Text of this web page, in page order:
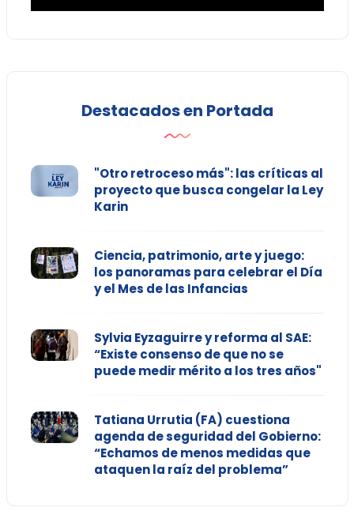
Destacados en Portada
"Otro retroceso más": las críticas al
proyecto que busca congelar la Ley
Karin
Ciencia, patrimonio, arte y juego:
los panoramas para celebrar el Día
y el Mes de las Infancias
Sylvia Eyzaguirre y reforma al SAE:
“Existe consenso de que no se
puede medir mérito a los tres años"
Tatiana Urrutia (FA) cuestiona
agenda de seguridad del Gobierno:
“Echamos de menos medidas que
ataquen la raíz del problema”